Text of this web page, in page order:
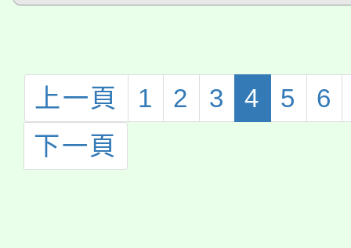
畹凌佳作701張
若瑄、李倢妤
賴如婷、唐宇
上一頁 1 2 3 4 5
6
下一頁